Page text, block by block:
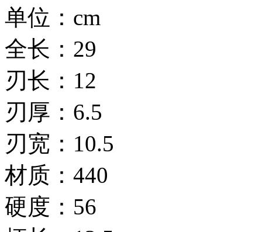
单位：cm
全长：29
刃长：12
刃厚：6.5
刃宽：10.5
材质：440
硬度：56